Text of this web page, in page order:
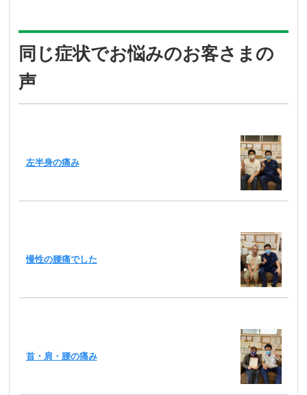
同じ症状でお悩みのお客さまの
声
左半身の痛み
慢性の腰痛でした
首・肩・腰の痛み